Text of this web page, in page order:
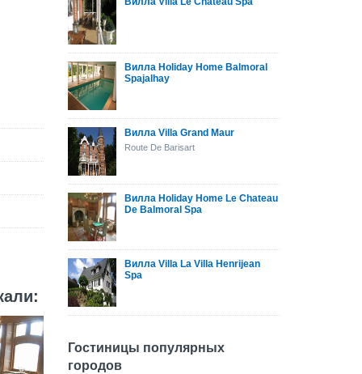
Вилла Holiday Home Balmoral
Spajalhay
Вилла Villa Grand Maur
Route De Barisart
Вилла Holiday Home Le Chateau
De Balmoral Spa
Вилла Villa La Villa Henrijean
Spa
Гостиницы популярных
городов